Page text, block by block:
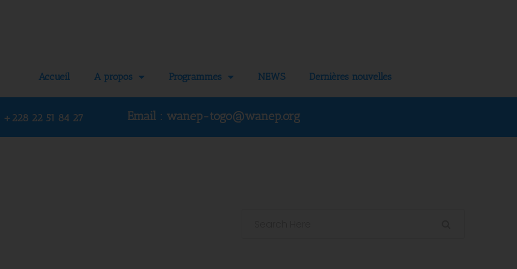
Accueil A propos Programmes NEWS Dernières nouvelles
+228 22 51 84 27 Email : wanep-togo@wanep.org